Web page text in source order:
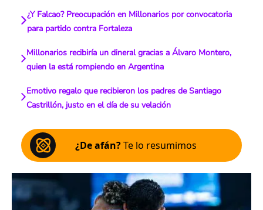
¿Y Falcao? Preocupación en Millonarios por convocatoria
para partido contra Fortaleza
Millonarios recibiría un dineral gracias a Álvaro Montero,
quien la está rompiendo en Argentina
Emotivo regalo que recibieron los padres de Santiago
Castrillón, justo en el día de su velación
¿De afán?Te lo resumimos